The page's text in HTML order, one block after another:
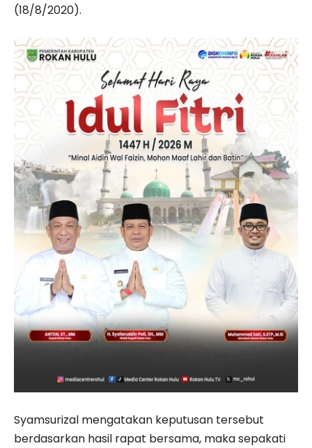
(18/8/2020).
Syamsurizal mengatakan keputusan tersebut
berdasarkan hasil rapat bersama, maka sepakati